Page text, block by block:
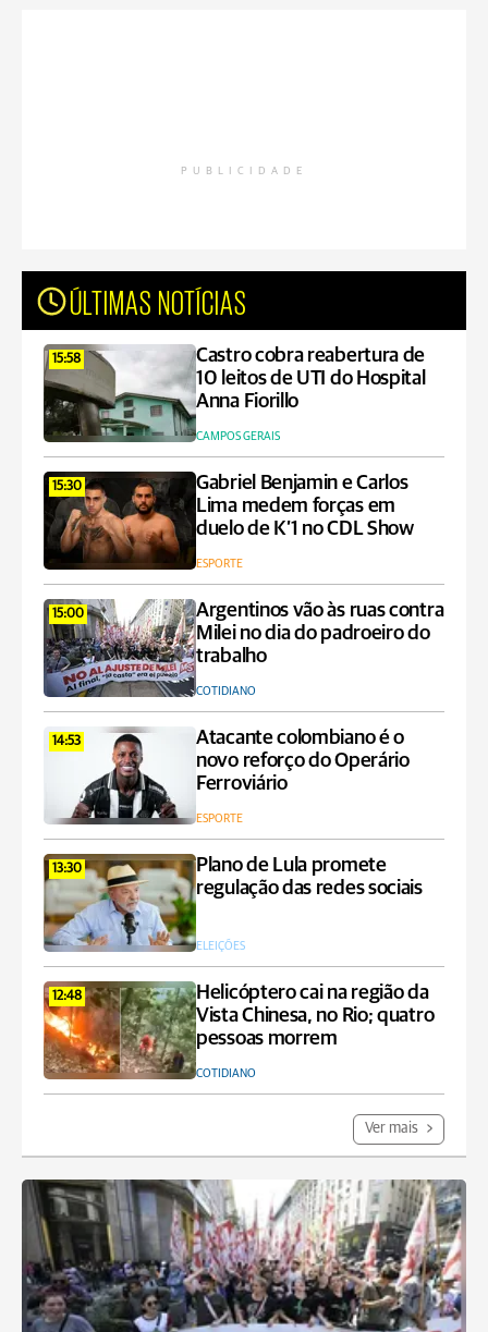
PUBLICIDADE
ÚLTIMAS NOTÍCIAS
15:58
Castro cobra reabertura de
10 leitos de UTI do Hospital
Anna Fiorillo
CAMPOS GERAIS
15:30
Gabriel Benjamin e Carlos
Lima medem forças em
duelo de K’1 no CDL Show
ESPORTE
15:00
Argentinos vão às ruas contra
Milei no dia do padroeiro do
trabalho
COTIDIANO
14:53
Atacante colombiano é o
novo reforço do Operário
Ferroviário
ESPORTE
13:30
Plano de Lula promete
regulação das redes sociais
ELEIÇÕES
12:48
Helicóptero cai na região da
Vista Chinesa, no Rio; quatro
pessoas morrem
COTIDIANO
Ver mais